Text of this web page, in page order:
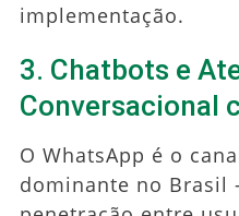
implementação.
3. Chatbots e
Conversacional
O WhatsApp é o
dominante no Brasil